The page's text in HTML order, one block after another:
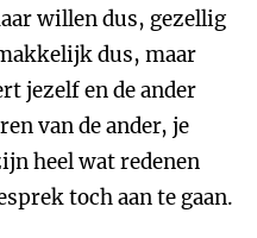
willen dus, gezellig
dus, maar
jezelf en de ander
van de ander, je
heel wat redenen
toch aan te gaan.